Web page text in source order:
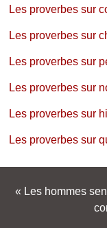
Les proverbes sur
Les proverbes sur
Les proverbes sur
Les proverbes sur
Les proverbes sur
Les proverbes sur
Les hommes